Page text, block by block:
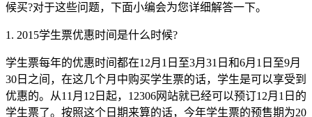
候买?对于这些问题，下面小编会为您详细解答一下。
1. 2015学生票优惠时间是什么时候?
学生票每年的优惠时间都在12月1日至3月31日和6月1日至9月
30日之间，在这几个月中购买学生票的话，学生是可以享受到
优惠的。从11月12日起，12306网站就已经可以预订12月1日的
学生票了。按照这个日期来算的话，今年学生票的预售期为20